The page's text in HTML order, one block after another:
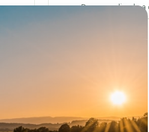
«Desaprendiendo a